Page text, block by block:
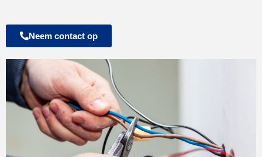
Neem contact op